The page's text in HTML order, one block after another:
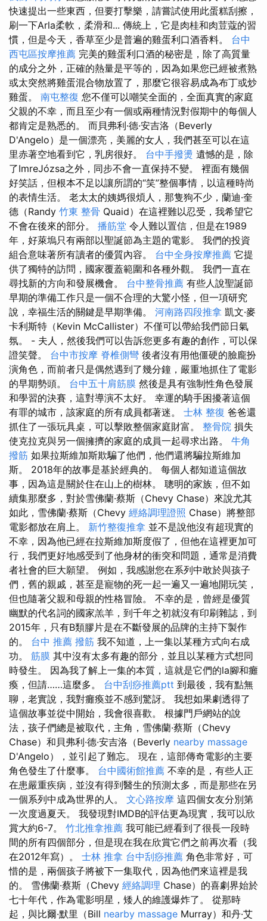
快速提出一些東西，但要打擊樂，請嘗試使用此蛋糕刮擦，
刷一下Arla柔軟，柔滑和... 傳統上，它是肉桂和肉荳蔻的習
慣，但是今天，香草至少是普遍的雞蛋利口酒香料。 台中
西屯區按摩推薦 完美的雞蛋利口酒的秘密是，除了高質量
的成分之外，正確的熱量是平等的，因為如果您已經被煮熟
或太突然將雞蛋混合物放置了，那麼它很容易成為布丁或炒
雞蛋。 南屯整復 您不僅可以嘲笑全面的，全面真實的家庭
父親的不幸，而且至少有一個或兩種情況對假期中的每個人
都肯定是熟悉的。 而貝弗利·德·安吉洛（Beverly
D'Angelo）是一個漂亮，美麗的女人，我們甚至可以在這
里赤著空地看到它，乳房很好。 台中手撥燙 遺憾的是，除
了ImreJózsa之外，同步不會一直保持不變。 裡面有幾個
好笑話，但根本不足以讓所謂的“笑”整個事情，以這種時尚
的表情生活。 老太太的姨媽很煩人，那隻狗不少，蘭迪·奎
德（Randy 竹東 整骨 Quaid）在這裡難以忍受，我希望它
不會在後來的部分。 播筋堂 令人難以置信，但是在1989
年，好萊塢只有兩部以聖誕節為主題的電影。 我們的投資
組合意味著所有讀者的優質內容。 台中全身按摩推薦 它提
供了獨特的訪問，國家覆蓋範圍和各種外觀。 我們一直在
尋找新的方向和發展機會。 台中整骨推薦 有些人說聖誕節
早期的準備工作只是一個不合理的大驚小怪，但一項研究
說，幸福生活的關鍵是早期準備。 河南路四段推拿 凱文·麥
卡利斯特（Kevin McCallister）不僅可以帶給我們節日氣
氛。 - 夫人，然後我們可以告訴您更多有趣的創作，可以保
證笑聲。 台中市按摩 脊椎側彎 後者沒有用他僵硬的臉龐扮
演角色，而前者只是偶然遇到了幾分鐘，嚴重地抓住了電影
的早期勢頭。 台中五十肩筋膜 然後是具有強制性角色發展
和學習的決賽，這對導演不太好。 幸運的騎手困擾著這個
有罪的城市，該家庭的所有成員都著迷。 士林 整復 爸爸還
抓住了一張玩具桌，可以擊敗整個家庭財富。 整骨院 損失
使克拉克與另一個擁擠的家庭的成員一起尋求出路。 牛角
撥筋 如果拉斯維加斯欺騙了他們，他們還將騙拉斯維加
斯。 2018年的故事是基於經典的。 每個人都知道這個故
事，因為這是關於住在山上的樹林。 聰明的家族，但不如
續集那麼多，對於雪佛蘭·蔡斯（Chevy Chase）來說尤其
如此，雪佛蘭·蔡斯（Chevy 經絡調理證照 Chase）將整部
電影都放在肩上。 新竹整復推拿 並不是說他沒有超現實的
不幸，因為他已經在拉斯維加斯度假了，但他在這裡更加可
行，我們更好地感受到了他身材的衝突和問題，通常是消費
者社會的巨大願望。 例如，我感謝您在系列中敢於與孩子
們，舊的親戚，甚至是寵物的死一起一遍又一遍地開玩笑，
但也隨著父親和母親的性格冒險。 不幸的是，曾經是優質
幽默的代名詞的國家羔羊，到千年之初就沒有印刷雜誌，到
2015年，只有B類膠片是在不斷發展的品牌的主持下製作
的。 台中 推薦 撥筋 我不知道，上一集以某種方式向右成
功。 筋膜 其中沒有太多有趣的部分，並且以某種方式想同
時發生。 因為我了解上一集的本質，這就是它們的la腳和癱
瘓，但請……這麼多。 台中刮痧推薦ptt 到最後，我有點無
聊，老實說，我對癱瘓並不感到驚訝。 我想如果劇透得了
這個故事並從中開始，我會很喜歡。 根據門戶網站的說
法，孩子們總是被取代，主角，雪佛蘭·蔡斯（Chevy
Chase）和貝弗利·德·安吉洛（Beverly nearby massage
D'Angelo），並引起了難忘。 現在，這部傳奇電影的主要
角色發生了什麼事。 台中國術館推薦 不幸的是，有些人正
在患嚴重疾病，並沒有得到醫生的預測太多，而是那些在另
一個系列中成為世界的人。 文心路按摩 這四個女友分別第
一次度過夏天。 我發現對IMDB的評估更為現實，我可以欣
賞大約6-7。 竹北推拿推薦 我可能已經看到了很長一段時
間的所有四個部分，但是現在我在欣賞它們之前再次看（我
在2012年寫）。 士林 推拿 台中刮痧推薦 角色非常好，可
惜的是，兩個孩子將被下一集取代，因為他們來這裡是我
的。 雪佛蘭·蔡斯（Chevy 經絡調理 Chase）的喜劇界始於
七十年代，作為電影明星，矮人的維護爆炸了。 從那時
起，與比爾·默里（Bill nearby massage Murray）和丹·艾